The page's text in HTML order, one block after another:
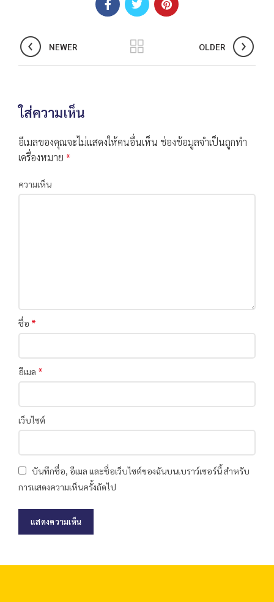
NEWER OLDER
ใส่ความเห็น
อีเมลของคุณจะไม่แสดงให้คนอื่นเห็น ช่องข้อมูลจำเป็นถูกทำ
เครื่องหมาย *
ความเห็น
ชื่อ *
อีเมล *
เว็บไซต์
บันทึกชื่อ, อีเมล และชื่อเว็บไซต์ของฉันบนเบราว์เซอร์นี้ สำหรับ
การแสดงความเห็นครั้งถัดไป